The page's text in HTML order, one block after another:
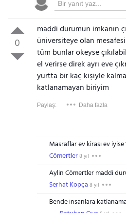
0
maddi durumun imkanın
üniversiteye olan
tüm bunlar okeyse
el verirse direk ayrı eve
yurtta bir kaç kişiyle
katlanamayan biriyim
Paylaş: Daha fazla
Masraflar ev kirası ev
Cömertler8 yıl
Aylin Cömertler maddi
Serhat Kopça 8 yıl
Bende insanlara